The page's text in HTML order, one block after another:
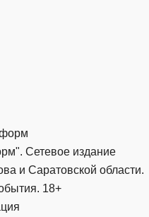
Сетевое издание
и Саратовской области.
18+